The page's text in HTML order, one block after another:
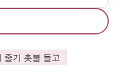
줄기 촛불 들고